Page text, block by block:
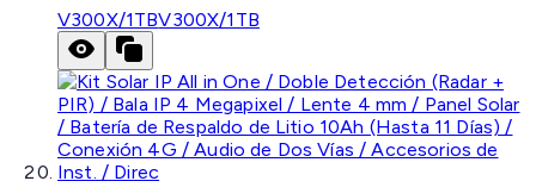
V300X/1TBV300X/1TB